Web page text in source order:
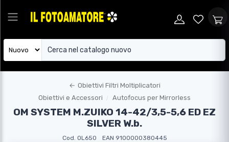
← Obiettivi Filtri Moltiplicatori
Obiettivi e Accessori
Autofocus per Mirrorless
OM SYSTEM M.ZUIKO 14-42/3,5-5,6 ED EZ
SILVER W.b.
Cod. OL650 EAN 9100000380445